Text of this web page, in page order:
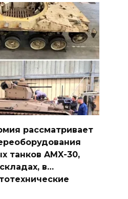
рассматривает
танков AMX-30,
в…